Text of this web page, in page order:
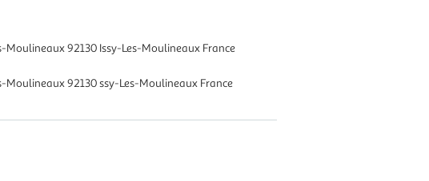
Moulineaux 92130 Issy-Les-Moulineaux France
Moulineaux 92130 ssy-Les-Moulineaux France